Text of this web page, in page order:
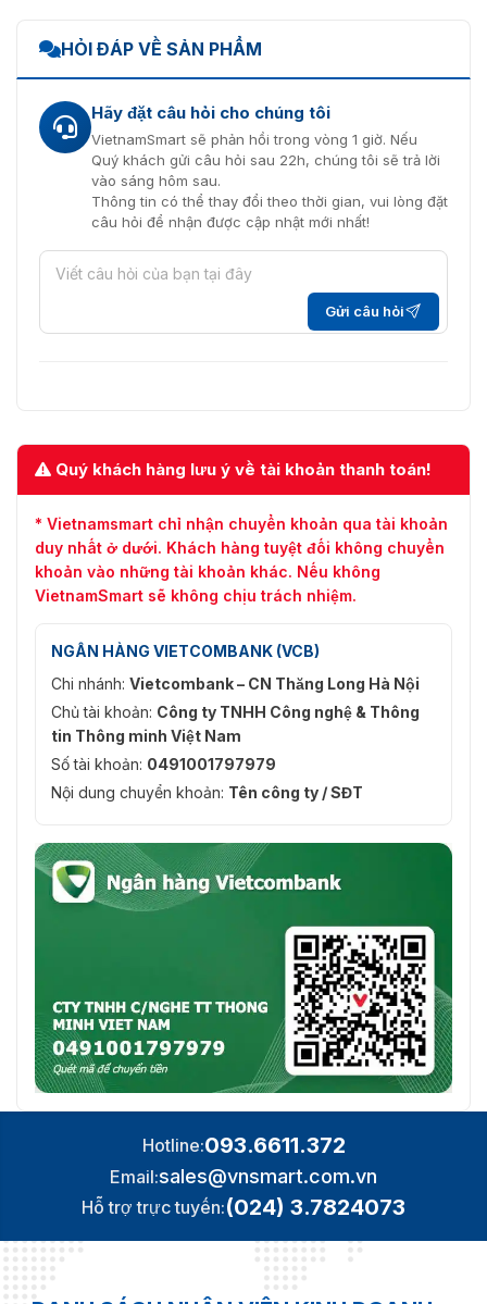
HỎI ĐÁP VỀ SẢN PHẨM
Hãy đặt câu hỏi cho chúng tôi
VietnamSmart sẽ phản hồi trong vòng 1 giờ. Nếu
Quý khách gửi câu hỏi sau 22h, chúng tôi sẽ trả lời
vào sáng hôm sau.
Thông tin có thể thay đổi theo thời gian, vui lòng đặt
câu hỏi để nhận được cập nhật mới nhất!
Gửi câu hỏi
Quý khách hàng lưu ý về tài khoản thanh toán!
* Vietnamsmart chỉ nhận chuyển khoản qua tài khoản
duy nhất ở dưới. Khách hàng tuyệt đối không chuyển
khoản vào những tài khoản khác. Nếu không
VietnamSmart sẽ không chịu trách nhiệm.
NGÂN HÀNG VIETCOMBANK (VCB)
Chi nhánh: Vietcombank – CN Thăng Long Hà Nội
Chủ tài khoản: Công ty TNHH Công nghệ & Thông
tin Thông minh Việt Nam
Số tài khoản: 0491001797979
Nội dung chuyển khoản: Tên công ty / SĐT
Hotline:093.6611.372
Email:sales@vnsmart.com.vn
Hỗ trợ trực tuyến:(024) 3.7824073